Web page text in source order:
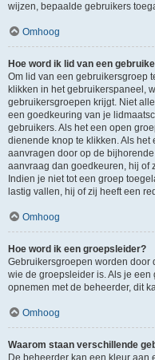
wijzen, bepaalde gebruikers
Omhoog
Hoe word ik lid van een
Om lid van een gebruikersgroep
klikken in het gebruikerspaneel,
gebruikersgroepen krijgt. Niet
een goedkeuring van je
gebruikers. Als het een open
dienende knop te klikken. Als
aanvragen door op de
aanvraag dan goedkeuren, hij of
Indien je niet tot een groep
lastig vallen, hij of zij heeft een
Omhoog
Hoe word ik een groepsleider?
Gebruikersgroepen worden door
wie de groepsleider is. Als je
opnemen met de beheerder, dit
Omhoog
Waarom staan verschillende
De beheerder kan een kleur